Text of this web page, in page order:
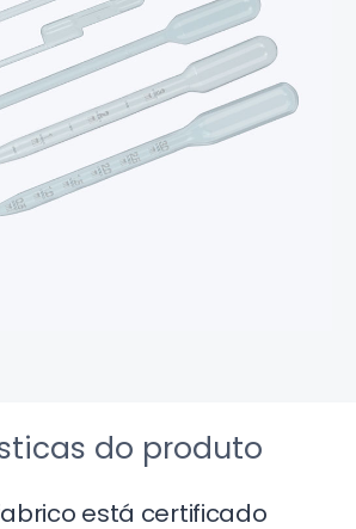
do produto
está certificado